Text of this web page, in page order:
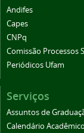
Andifes
Capes
CNPq
Comissão Processos
Periódicos Ufam
Serviços
Assuntos de
Calendário Acadêmico